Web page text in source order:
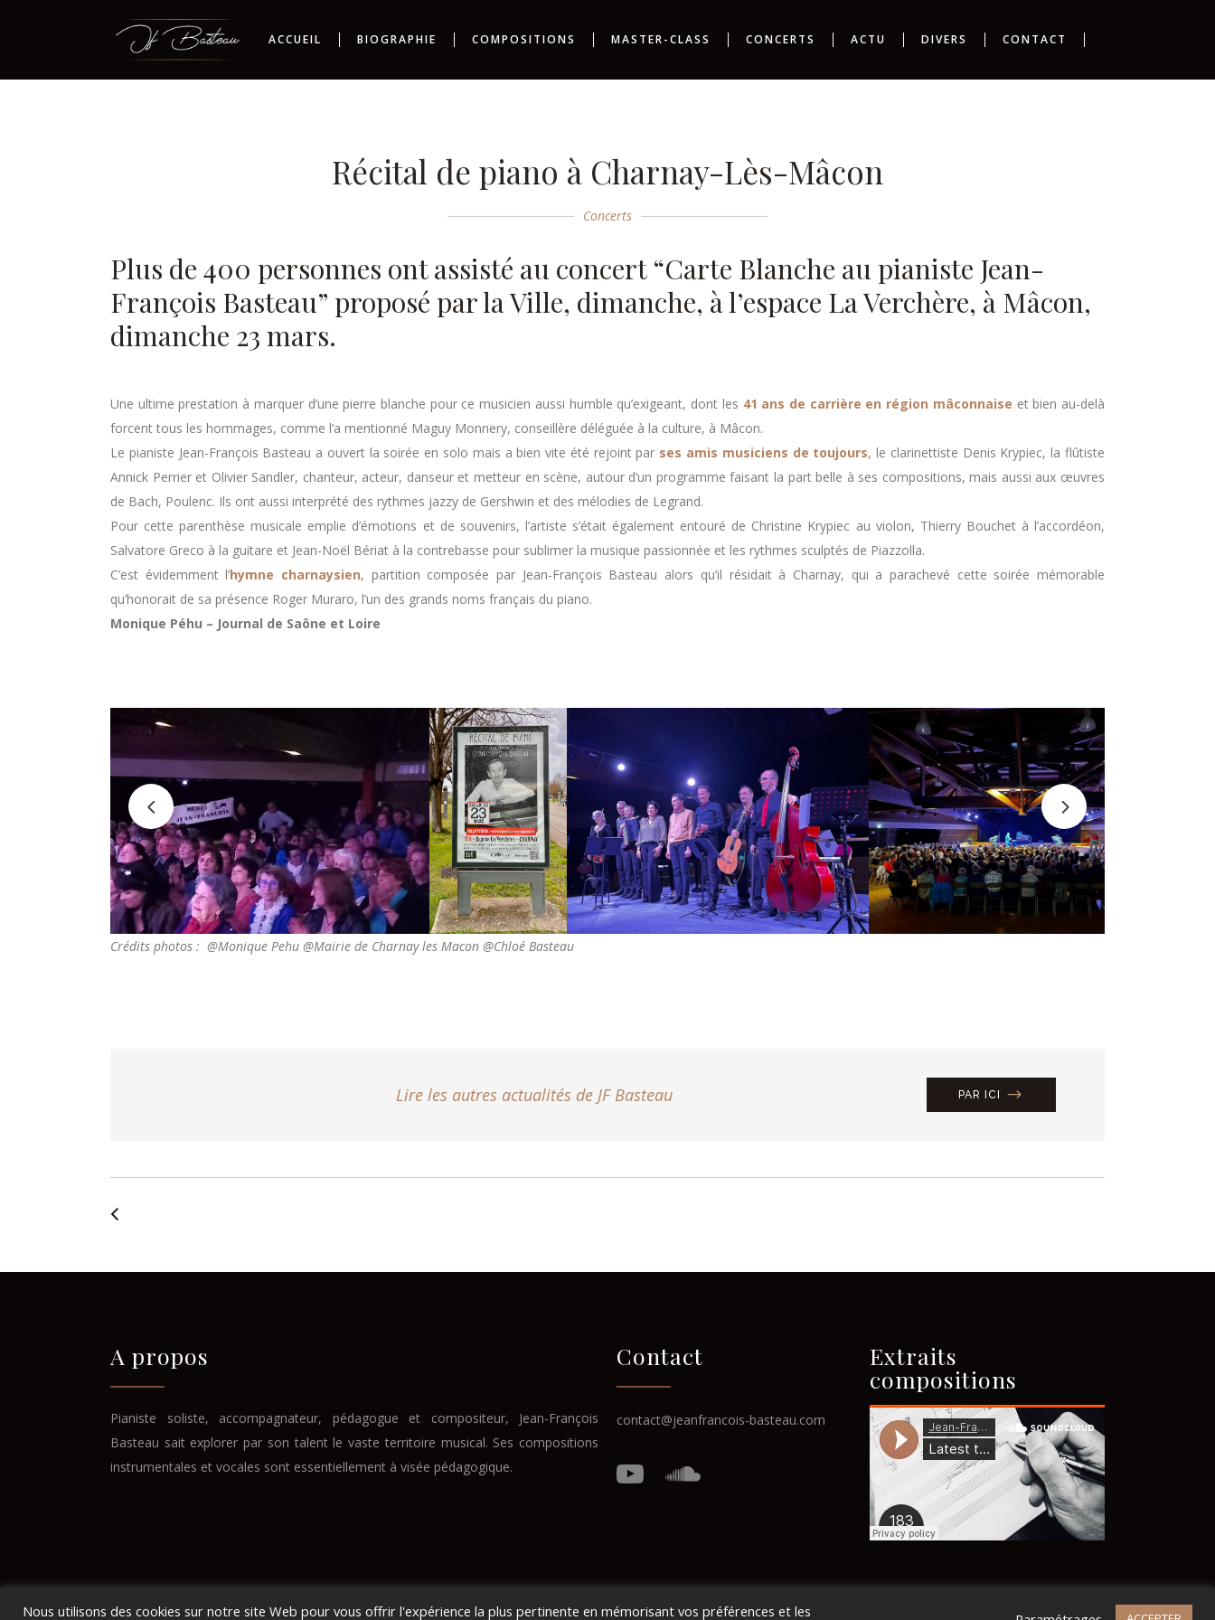
ACCUEIL BIOGRAPHIE COMPOSITIONS MASTER-CLASS CONCERTS ACTU DIVERS CONTACT
Récital de piano à Charnay-Lès-Mâcon
Concerts
Plus de 400 personnes ont assisté au concert “Carte Blanche au pianiste Jean-
François Basteau” proposé par la Ville, dimanche, à l’espace La Verchère, à Mâcon,
dimanche 23 mars.
Une ultime prestation à marquer d’une pierre blanche pour ce musicien aussi humble qu’exigeant, dont les 41 ans de carrière en région mâconnaise et bien au-delà
forcent tous les hommages, comme l’a mentionné Maguy Monnery, conseillère déléguée à la culture, à Mâcon.
Le pianiste Jean-François Basteau a ouvert la soirée en solo mais a bien vite été rejoint par ses amis musiciens de toujours, le clarinettiste Denis Krypiec, la flûtiste
Annick Perrier et Olivier Sandler, chanteur, acteur, danseur et metteur en scène, autour d’un programme faisant la part belle à ses compositions, mais aussi aux œuvres
de Bach, Poulenc. Ils ont aussi interprété des rythmes jazzy de Gershwin et des mélodies de Legrand.
Pour cette parenthèse musicale emplie d’émotions et de souvenirs, l’artiste s’était également entouré de Christine Krypiec au violon, Thierry Bouchet à l’accordéon,
Salvatore Greco à la guitare et Jean-Noël Bériat à la contrebasse pour sublimer la musique passionnée et les rythmes sculptés de Piazzolla.
C’est évidemment l’hymne charnaysien, partition composée par Jean-François Basteau alors qu’il résidait à Charnay, qui a parachevé cette soirée mémorable
qu’honorait de sa présence Roger Muraro, l’un des grands noms français du piano.
Monique Péhu – Journal de Saône et Loire
Crédits photos : @Monique Pehu @Mairie de Charnay les Macon @Chloé Basteau
Lire les autres actualités de JF Basteau PAR ICI
A propos
Pianiste soliste, accompagnateur, pédagogue et compositeur, Jean-François
Basteau sait explorer par son talent le vaste territoire musical. Ses compositions
instrumentales et vocales sont essentiellement à visée pédagogique.
Contact
contact@jeanfrancois-basteau.com
Extraits
compositions
Nous utilisons des cookies sur notre site Web pour vous offrir l'expérience la plus pertinente en mémorisant vos préférences et les